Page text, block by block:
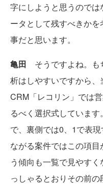
字にしようと思うので
ータとして残すべきか
事だと思います。
亀田 そうですよね。
析はしやすいですから
CRM「レコリン」では
るべく選択式していま
で、裏側では0、1で表
ながる案件ではこの項
う傾向も一覧で見やす
っしゃるとおりその前